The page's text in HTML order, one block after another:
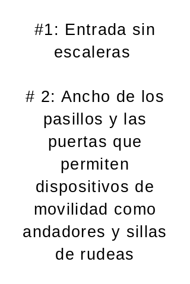
#1: Entrada sin
escaleras
# 2: Ancho de los
pasillos y las
puertas que
permiten
dispositivos de
movilidad como
andadores y sillas
de rudeas